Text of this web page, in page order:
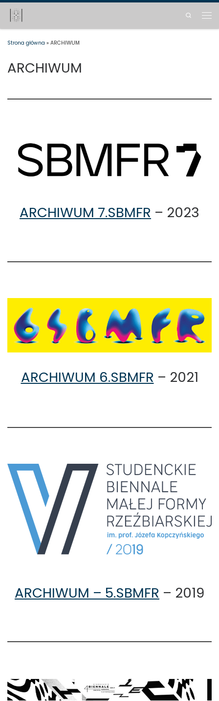
Skip to content
Search
Strona główna » ARCHIWUM
ARCHIWUM
ARCHIWUM 7.SBMFR – 2023
ARCHIWUM 6.SBMFR – 2021
ARCHIWUM – 5.SBMFR – 2019